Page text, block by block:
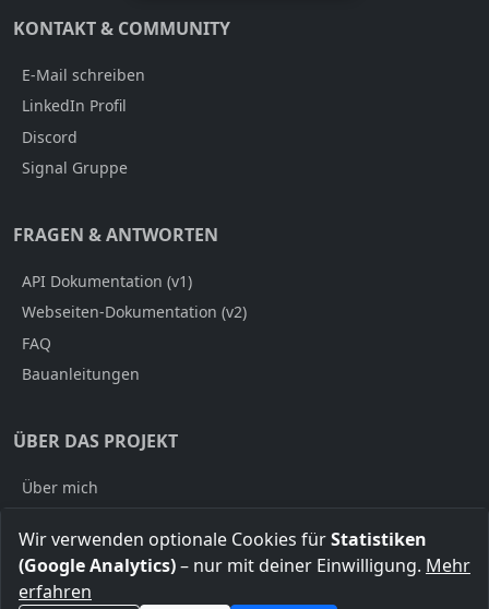
Wir verwenden optionale Cookies fürStatistiken
(Google Analytics)– nur mit deiner Einwilligung. Mehr
erfahren
KONTAKT & COMMUNITY
E-Mail schreiben
LinkedIn Profil
Discord
Signal Gruppe
FRAGEN & ANTWORTEN
API Dokumentation (v1)
Webseiten-Dokumentation (v2)
FAQ
Bauanleitungen
ÜBER DAS PROJEKT
Über mich
Datenschutz